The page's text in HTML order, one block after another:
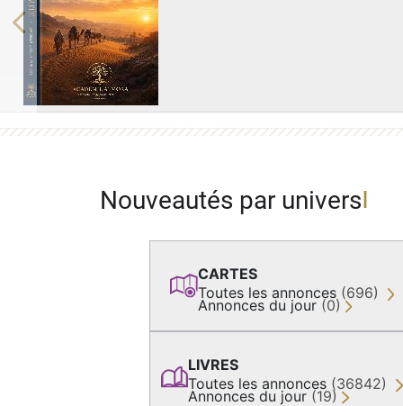
Previous
Nouveautés par univers
CARTES
Toutes les annonces (696)
Annonces du jour (0)
LIVRES
Toutes les annonces (36842)
Annonces du jour (19)